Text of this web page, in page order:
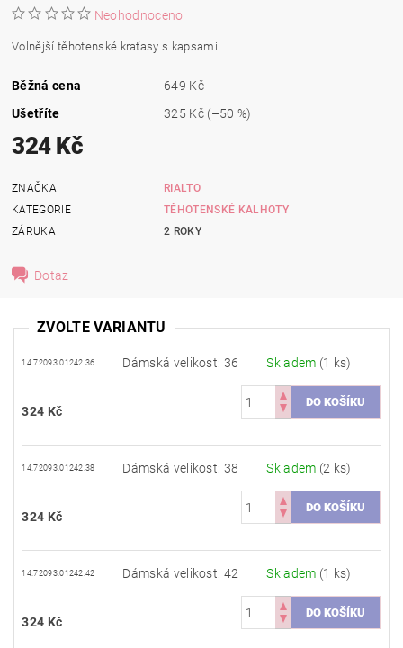
Neohodnoceno
Volnější těhotenské kraťasy s kapsami.
Běžná cena
649 Kč
Ušetříte
325 Kč (–50 %)
324 Kč
ZNAČKA
RIALTO
KATEGORIE
TĚHOTENSKÉ KALHOTY
ZÁRUKA
2 ROKY
Dotaz
ZVOLTE VARIANTU
14.72093.01242.36 Dámská velikost: 36 Skladem (1 ks)
324 Kč
14.72093.01242.38 Dámská velikost: 38 Skladem (2 ks)
324 Kč
14.72093.01242.42 Dámská velikost: 42 Skladem (1 ks)
324 Kč